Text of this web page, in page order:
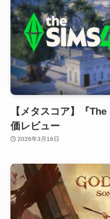
【メタスコア】『
価レビュー
2026年3月16日